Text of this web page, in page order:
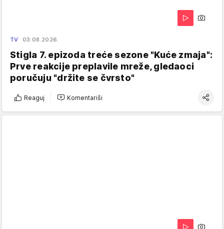
TV 03.08.2026.
Stigla 7. epizoda treće sezone "Kuće zmaja":
Prve reakcije preplavile mreže, gledaoci
poručuju "držite se čvrsto"
Reaguj Komentariši